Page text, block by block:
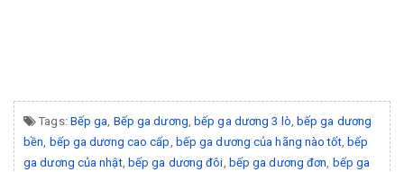
Tags: Bếp ga, Bếp ga dương, bếp ga dương 3 lò, bếp ga dương
bền, bếp ga dương cao cấp, bếp ga dương của hãng nào tốt, bếp
ga dương của nhật, bếp ga dương đôi, bếp ga dương đơn, bếp ga